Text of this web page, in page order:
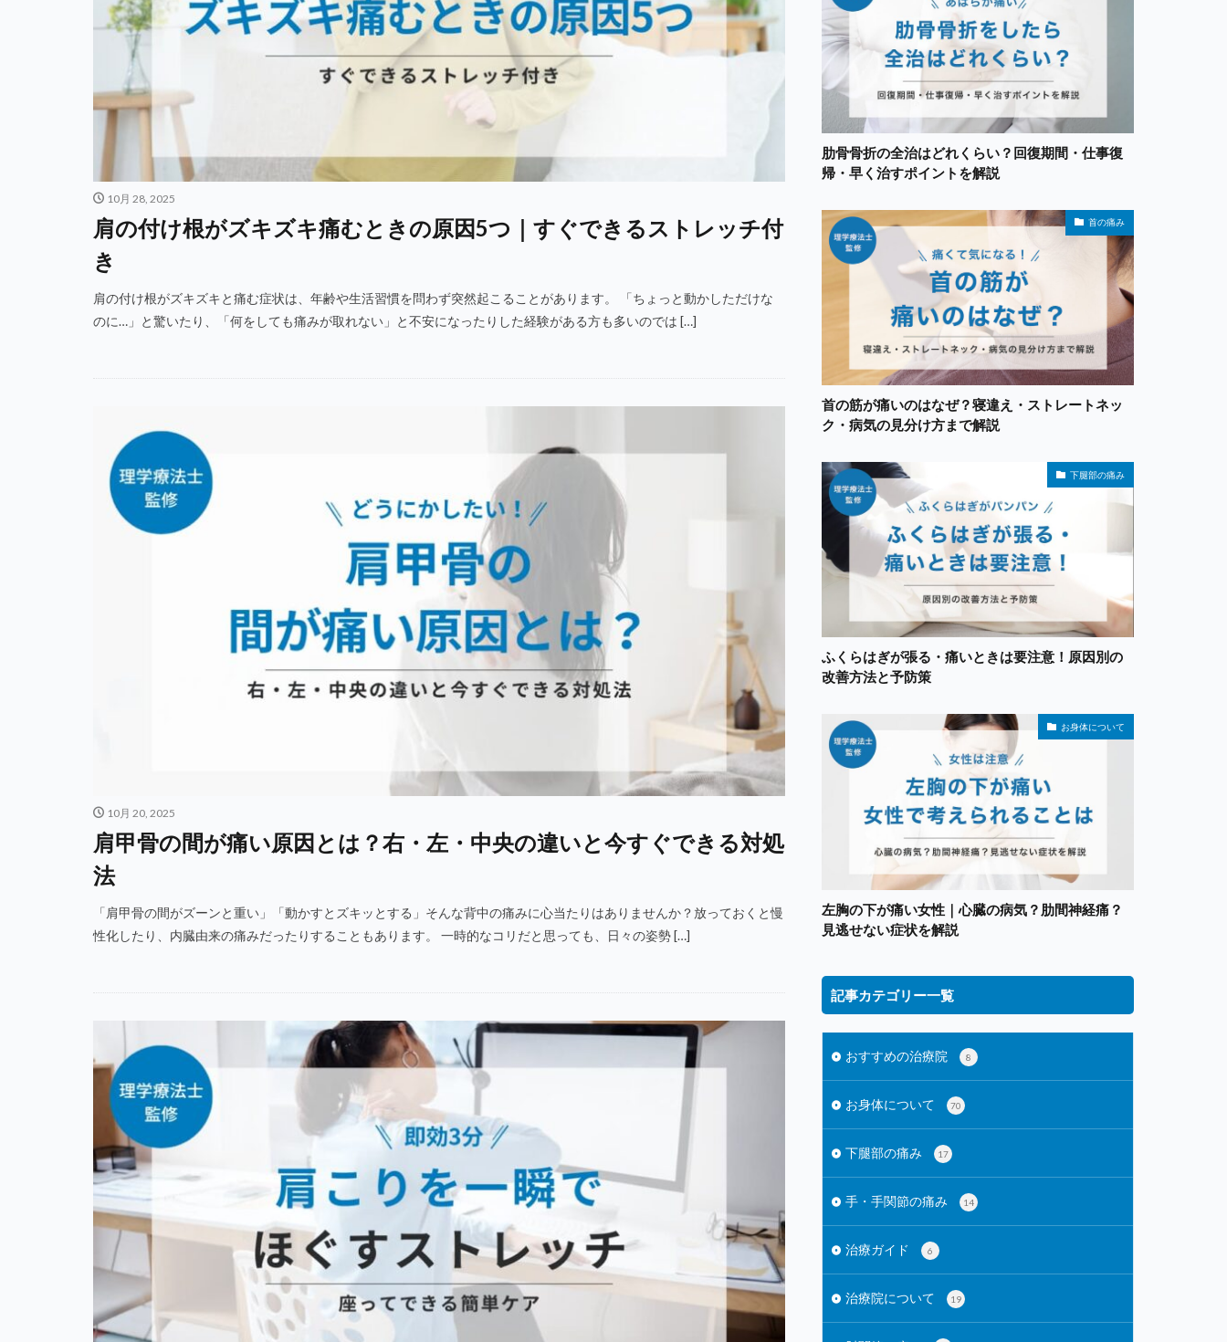
10月 28, 2025
肩の付け根がズキズキ痛むときの原因5つ｜すぐできるストレッチ付
き
肩の付け根がズキズキと痛む症状は、年齢や生活習慣を問わず突然起こることがあります。 「ちょっと動かしただけな
のに…」と驚いたり、「何をしても痛みが取れない」と不安になったりした経験がある方も多いのでは […]
10月 20, 2025
肩甲骨の間が痛い原因とは？右・左・中央の違いと今すぐできる対処
法
「肩甲骨の間がズーンと重い」「動かすとズキッとする」そんな背中の痛みに心当たりはありませんか？放っておくと慢
性化したり、内臓由来の痛みだったりすることもあります。 一時的なコリだと思っても、日々の姿勢 […]
肋骨骨折の全治はどれくらい？回復期間・仕事復
帰・早く治すポイントを解説
首の痛み
首の筋が痛いのはなぜ？寝違え・ストレートネッ
ク・病気の見分け方まで解説
下腿部の痛み
ふくらはぎが張る・痛いときは要注意！原因別の
改善方法と予防策
お身体について
左胸の下が痛い女性｜心臓の病気？肋間神経痛？
見逃せない症状を解説
記事カテゴリー一覧
おすすめの治療院 8
お身体について 70
下腿部の痛み 17
手・手関節の痛み 14
治療ガイド 6
治療院について 19